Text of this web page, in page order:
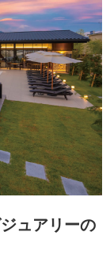
ュアリーの